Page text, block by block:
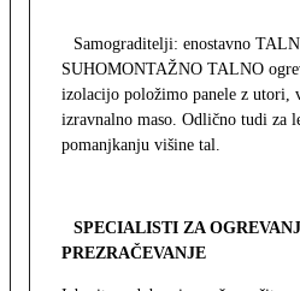
Samograditelji: enostavno
SUHOMONTAŽNO TALNO
izolacijo položimo panele z utori,
izravnalno maso. Odlično tudi za
pomanjkanju višine tal.
SPECIALISTI ZA
PREZRAČEVANJE